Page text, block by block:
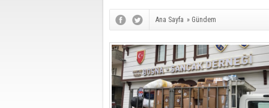
Ana Sayfa » Gündem